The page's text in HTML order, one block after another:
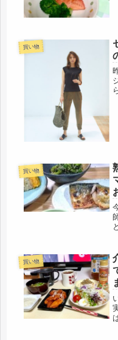
買い物
買い物
買い物